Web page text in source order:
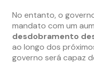
No entanto, o
mandato com um
desdobramento
ao longo dos
governo será capaz